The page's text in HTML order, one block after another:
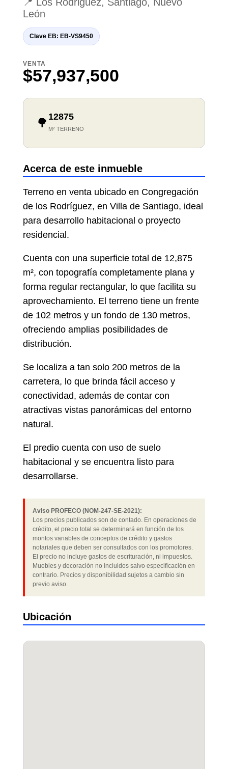
León
Clave EB: EB-VS9450
VENTA
$57,937,500
🌳 12875
M² TERRENO
Acerca de este inmueble
Terreno en venta ubicado en Congregación
de los Rodríguez, en Villa de Santiago, ideal
para desarrollo habitacional o proyecto
residencial.
Cuenta con una superficie total de 12,875
m², con topografía completamente plana y
forma regular rectangular, lo que facilita su
aprovechamiento. El terreno tiene un frente
de 102 metros y un fondo de 130 metros,
ofreciendo amplias posibilidades de
distribución.
Se localiza a tan solo 200 metros de la
carretera, lo que brinda fácil acceso y
conectividad, además de contar con
atractivas vistas panorámicas del entorno
natural.
El predio cuenta con uso de suelo
habitacional y se encuentra listo para
desarrollarse.
Aviso PROFECO (NOM-247-SE-2021):
Los precios publicados son de contado. En operaciones de
crédito, el precio total se determinará en función de los
montos variables de conceptos de crédito y gastos
notariales que deben ser consultados con los promotores.
El precio no incluye gastos de escrituración, ni impuestos.
Muebles y decoración no incluidos salvo especificación en
contrario. Precios y disponibilidad sujetos a cambio sin
previo aviso.
Ubicación